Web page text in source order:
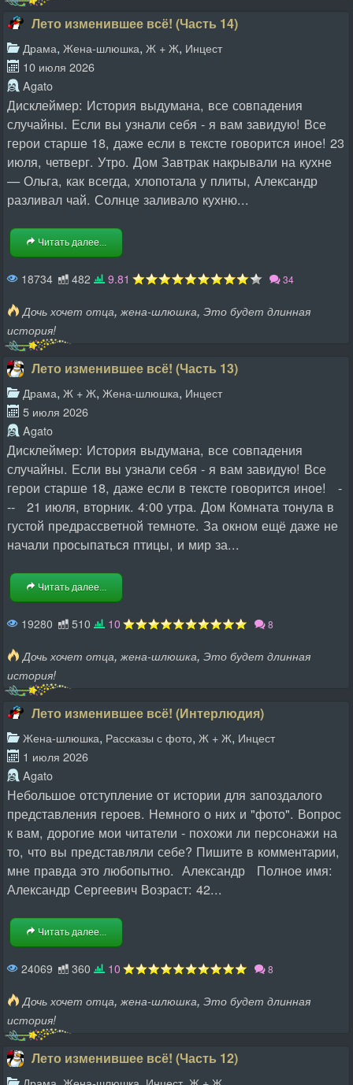
Лето изменившее всё! (Часть 14)
Драма, Жена-шлюшка, Ж + Ж, Инцест
10 июля 2026
Agato
Дисклеймер: История выдумана, все совпадения
случайны. Если вы узнали себя - я вам завидую! Все
герои старше 18, даже если в тексте говорится иное! 23
июля, четверг. Утро. Дом Завтрак накрывали на кухне
— Ольга, как всегда, хлопотала у плиты, Александр
разливал чай. Солнце заливало кухню...
Читать далее...
18734 482 9.81 34
Дочь хочет отца,жена-шлюшка, Это будет длинная
история!
Лето изменившее всё! (Часть 13)
Драма, Ж + Ж, Жена-шлюшка, Инцест
5 июля 2026
Agato
Дисклеймер: История выдумана, все совпадения
случайны. Если вы узнали себя - я вам завидую! Все
герои старше 18, даже если в тексте говорится иное! -
-- 21 июля, вторник. 4:00 утра. Дом Комната тонула в
густой предрассветной темноте. За окном ещё даже не
начали просыпаться птицы, и мир за...
Читать далее...
19280 510 10 8
Дочь хочет отца,жена-шлюшка, Это будет длинная
история!
Лето изменившее всё! (Интерлюдия)
Жена-шлюшка, Рассказы с фото, Ж + Ж, Инцест
1 июля 2026
Agato
Небольшое отступление от истории для запоздалого
представления героев. Немного о них и "фото". Вопрос
к вам, дорогие мои читатели - похожи ли персонажи на
то, что вы представляли себе? Пишите в комментарии,
мне правда это любопытно. Александр Полное имя:
Александр Сергеевич Возраст: 42...
Читать далее...
24069 360 10 8
Дочь хочет отца,жена-шлюшка, Это будет длинная
история!
Лето изменившее всё! (Часть 12)